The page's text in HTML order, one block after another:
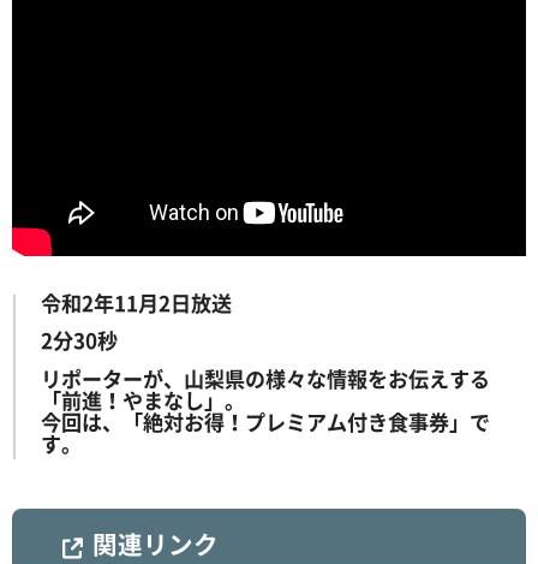
令和2年11月2日放送
2分30秒
リポーターが、山梨県の様々な情報をお伝えする
「前進！やまなし」。
今回は、「絶対お得！プレミアム付き食事券」で
す。
関連リンク